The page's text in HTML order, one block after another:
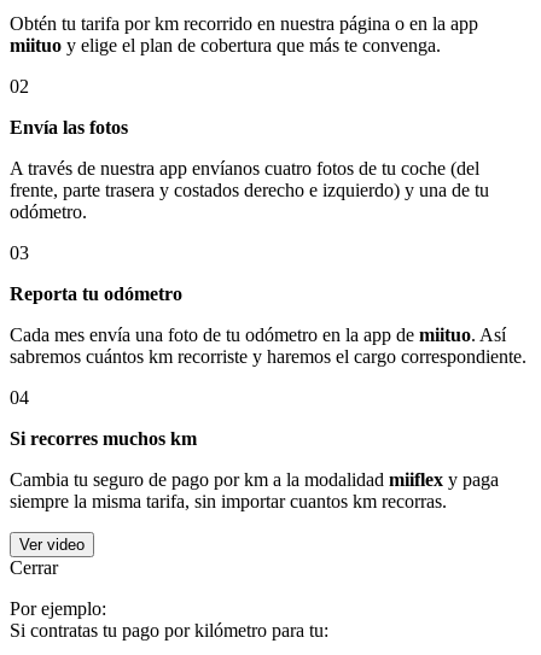
Obtén tu tarifa por km recorrido en nuestra página o en la app
miituo y elige el plan de cobertura que más te convenga.
02
Envía las fotos
A través de nuestra app envíanos cuatro fotos de tu coche (del
frente, parte trasera y costados derecho e izquierdo) y una de tu
odómetro.
03
Reporta tu odómetro
Cada mes envía una foto de tu odómetro en la app de miituo. Así
sabremos cuántos km recorriste y haremos el cargo correspondiente.
04
Si recorres muchos km
Cambia tu seguro de pago por km a la modalidad miiflex y paga
siempre la misma tarifa, sin importar cuantos km recorras.
Ver video
Cerrar
Por ejemplo:
Si contratas tu pago por kilómetro para tu: